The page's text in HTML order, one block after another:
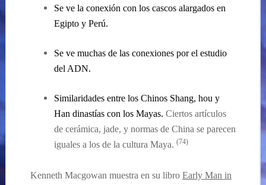
Se ve la conexión con los cascos alargados en
Egipto y Perú.
Se ve muchas de las conexiones por el estudio
del ADN.
Similaridades entre los Chinos Shang, hou y
Han dinastías con los Mayas. Ciertos artículos
de cerámica, jade, y normas de China se parecen
iguales a los de la cultura Maya. (74)
Kenneth Macgowan muestra en su libro Early Man in